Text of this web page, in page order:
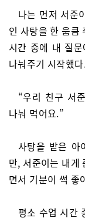
나는 먼저 서준
인 사탕을 한 움큼
시간 중에 내 질
나눠주기 시작했
“우리 친구 서
나눠 먹어요.”
사탕을 받은 아
만, 서준이는 내게
면서 기분이 썩 좋
평소 수업 시간